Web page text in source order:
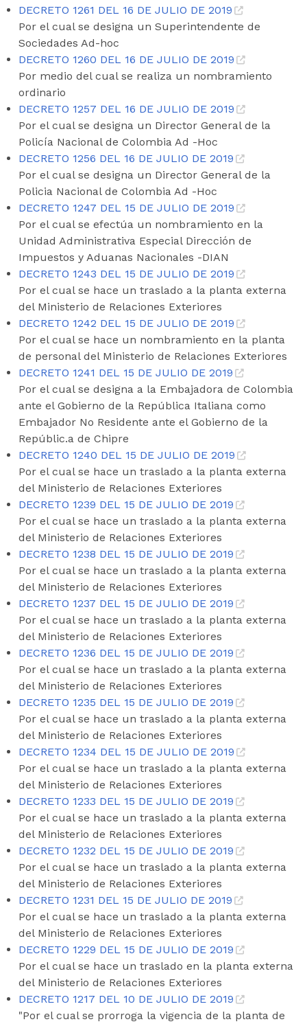
DECRETO 1261 DEL 16 DE JULIO DE 2019
Por el cual se designa un Superintendente de
Sociedades Ad-hoc
DECRETO 1260 DEL 16 DE JULIO DE 2019
Por medio del cual se realiza un nombramiento
ordinario
DECRETO 1257 DEL 16 DE JULIO DE 2019
Por el cual se designa un Director General de la
Policía Nacional de Colombia Ad -Hoc
DECRETO 1256 DEL 16 DE JULIO DE 2019
Por el cual se designa un Director General de la
Policia Nacional de Colombia Ad -Hoc
DECRETO 1247 DEL 15 DE JULIO DE 2019
Por el cual se efectúa un nombramiento en la
Unidad Administrativa Especial Dirección de
Impuestos y Aduanas Nacionales -DIAN
DECRETO 1243 DEL 15 DE JULIO DE 2019
Por el cual se hace un traslado a la planta externa
del Ministerio de Relaciones Exteriores
DECRETO 1242 DEL 15 DE JULIO DE 2019
Por el cual se hace un nombramiento en la planta
de personal del Ministerio de Relaciones Exteriores
DECRETO 1241 DEL 15 DE JULIO DE 2019
Por el cual se designa a la Embajadora de Colombia
ante el Gobierno de la República Italiana como
Embajador No Residente ante el Gobierno de la
Repúblic.a de Chipre
DECRETO 1240 DEL 15 DE JULIO DE 2019
Por el cual se hace un traslado a la planta externa
del Ministerio de Relaciones Exteriores
DECRETO 1239 DEL 15 DE JULIO DE 2019
Por el cual se hace un traslado a la planta externa
del Ministerio de Relaciones Exteriores
DECRETO 1238 DEL 15 DE JULIO DE 2019
Por el cual se hace un traslado a la planta externa
del Ministerio de Relaciones Exteriores
DECRETO 1237 DEL 15 DE JULIO DE 2019
Por el cual se hace un traslado a la planta externa
del Ministerio de Relaciones Exteriores
DECRETO 1236 DEL 15 DE JULIO DE 2019
Por el cual se hace un traslado a la planta externa
del Ministerio de Relaciones Exteriores
DECRETO 1235 DEL 15 DE JULIO DE 2019
Por el cual se hace un traslado a la planta externa
del Ministerio de Relaciones Exteriores
DECRETO 1234 DEL 15 DE JULIO DE 2019
Por el cual se hace un traslado a la planta externa
del Ministerio de Relaciones Exteriores
DECRETO 1233 DEL 15 DE JULIO DE 2019
Por el cual se hace un traslado a la planta externa
del Ministerio de Relaciones Exteriores
DECRETO 1232 DEL 15 DE JULIO DE 2019
Por el cual se hace un traslado a la planta externa
del Ministerio de Relaciones Exteriores
DECRETO 1231 DEL 15 DE JULIO DE 2019
Por el cual se hace un traslado a la planta externa
del Ministerio de Relaciones Exteriores
DECRETO 1229 DEL 15 DE JULIO DE 2019
Por el cual se hace un traslado en la planta externa
del Ministerio de Relaciones Exteriores
DECRETO 1217 DEL 10 DE JULIO DE 2019
"Por el cual se prorroga la vigencia de la planta de